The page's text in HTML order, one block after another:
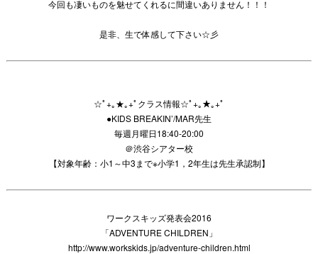
今回も凄いものを魅せてくれるに間違いありません！！！
是非、生で体感して下さい☆彡
☆ﾟ+｡★｡+ﾟクラス情報☆ﾟ+｡★｡+ﾟ
●KIDS BREAKIN’/MAR先生
毎週月曜日18:40-20:00
＠渋谷シアター校
【対象年齢：小1～中3まで※小学1，2年生は先生承認制】
ワークスキッズ発表会2016
「ADVENTURE CHILDREN」
http://www.workskids.jp/adventure-children.html